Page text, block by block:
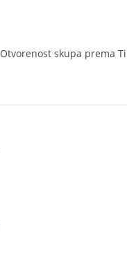
Otvorenost skupa prema